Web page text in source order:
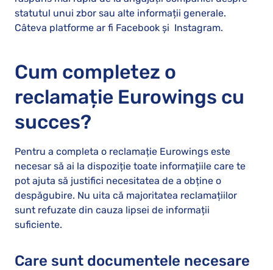
statutul unui zbor sau alte informații generale.
Câteva platforme ar fi Facebook și Instagram.
Cum completez o
reclamație Eurowings cu
succes?
Pentru a completa o reclamație Eurowings este
necesar să ai la dispoziție toate informațiile care te
pot ajuta să justifici necesitatea de a obține o
despăgubire. Nu uita că majoritatea reclamațiilor
sunt refuzate din cauza lipsei de informații
suficiente.
Care sunt documentele necesare